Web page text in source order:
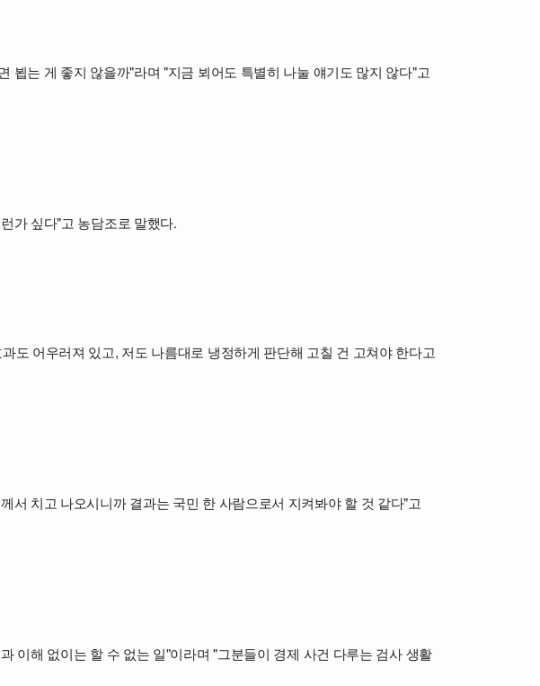
뵙는 게 좋지 않을까"라며 "지금 뵈어도 특별히 나눌 얘기도 많지 않다"고
가 싶다"고 농담조로 말했다.
도 어우러져 있고, 저도 나름대로 냉정하게 판단해 고칠 건 고쳐야 한다고
서 치고 나오시니까 결과는 국민 한 사람으로서 지켜봐야 할 것 같다"고
이해 없이는 할 수 없는 일"이라며 "그분들이 경제 사건 다루는 검사 생활